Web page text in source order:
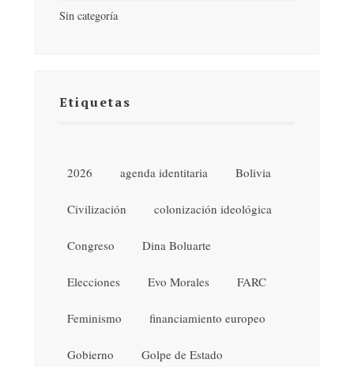
Sin categoría
Etiquetas
2026 agenda identitaria Bolivia
Civilización colonización ideológica
Congreso Dina Boluarte
Elecciones Evo Morales FARC
Feminismo financiamiento europeo
Gobierno Golpe de Estado